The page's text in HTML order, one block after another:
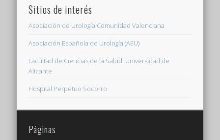
Sitios de interés
Asociación de Urología Comunidad Valenciana
Asociación Española de Urología (AEU)
Facultad de Ciencias de la Salud. Universidad de
Alicante
Hospital Perpetuo Socorro
Páginas